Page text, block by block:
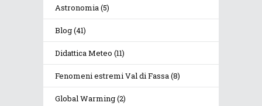
Astronomia(5)
Blog(41)
Didattica Meteo (11)
Fenomeni estremi Val di Fassa(8)
Global Warming(2)